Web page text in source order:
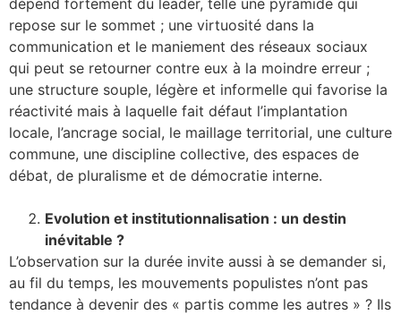
repose sur le sommet ; une virtuosité dans la
communication et le maniement des réseaux sociaux
qui peut se retourner contre eux à la moindre erreur ;
une structure souple, légère et informelle qui favorise la
réactivité mais à laquelle fait défaut l’implantation
locale, l’ancrage social, le maillage territorial, une culture
commune, une discipline collective, des espaces de
débat, de pluralisme et de démocratie interne.
Evolution et institutionnalisation : un destin
inévitable ?
L’observation sur la durée invite aussi à se demander si,
au fil du temps, les mouvements populistes n’ont pas
tendance à devenir des « partis comme les autres » ? Ils